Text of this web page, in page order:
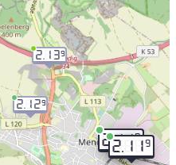
2.119
2.119
2.139
2.129